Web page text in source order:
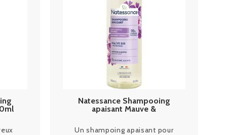
Natessance Shampooing
apaisant Mauve &
Un shampoing apaisant pour